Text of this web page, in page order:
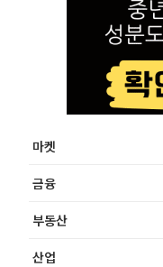
마켓
금융
부동산
산업